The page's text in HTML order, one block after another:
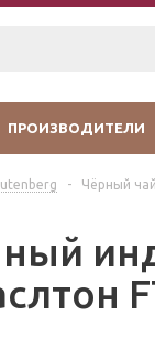
ПРОИЗВОДИТЕЛИ
-
Чёрный